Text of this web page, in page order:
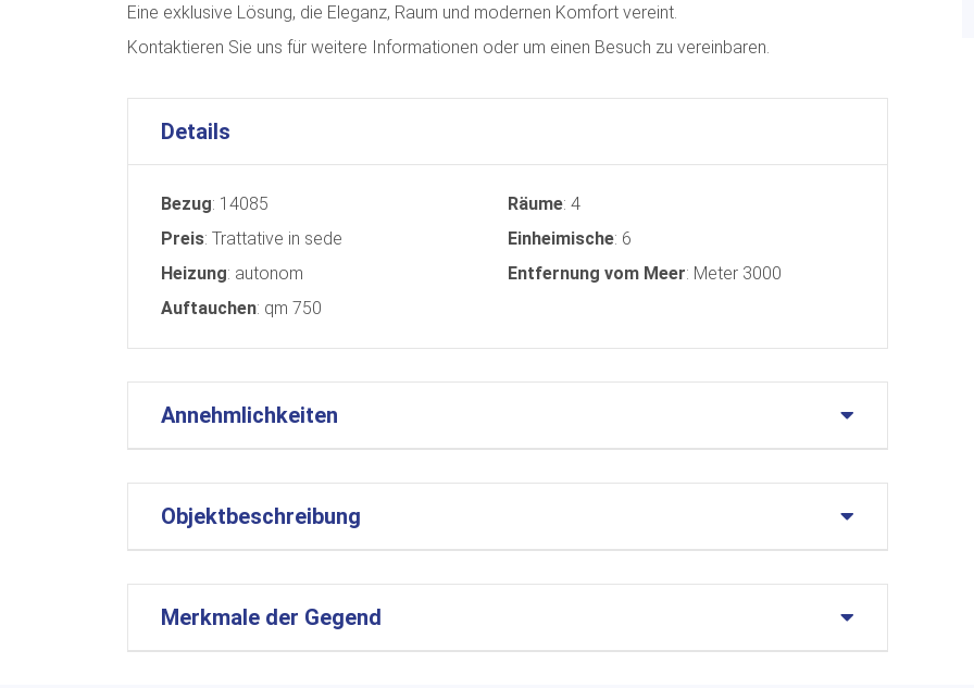
Eine exklusive Lösung, die Eleganz, Raum und modernen Komfort vereint.
Kontaktieren Sie uns für weitere Informationen oder um einen Besuch zu vereinbaren.
Details
Bezug: 14085
Preis: Trattative in sede
Heizung: autonom
Auftauchen: qm 750
Räume: 4
Einheimische: 6
Entfernung vom Meer: Meter 3000
Annehmlichkeiten
Objektbeschreibung
Merkmale der Gegend